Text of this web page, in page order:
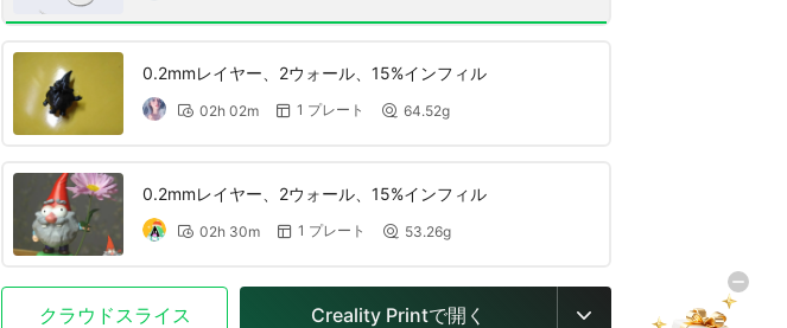
0.2mmレイヤー、2ウォール、15%インフィル
 02h 02m  1 プレート  64.52g
0.2mmレイヤー、2ウォール、15%インフィル
 02h 30m  1 プレート  53.26g
クラウドスライス Creality Printで開く 